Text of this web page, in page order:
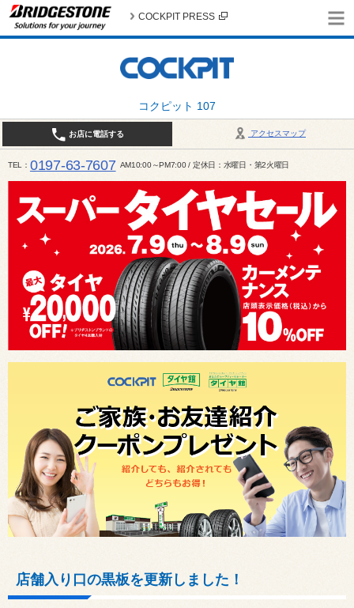
コクピット 107
COCKPIT PRESS
アクセスマップ
お店に電話する
TEL 0197-63-7607 AM10:00～PM7:00 / 定休日：水曜日・第2火曜日
店舗入り口の黒板を更新しました！